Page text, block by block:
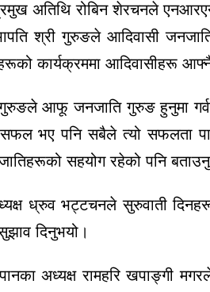
अतिथि रोबिन शेरचनले
श्री गुरुङले आदिवासी
कार्यक्रममा आदिवासीहरू
आफू जनजाति गुरुङ हुनुमा गर्व
सफल भए पनि सबैले त्यो सफलता
सहयोग रहेको पनि
ध्रुव भट्टचनले सुरुवाती
दिनुभयो।
अध्यक्ष रामहरि खपाङ्गी